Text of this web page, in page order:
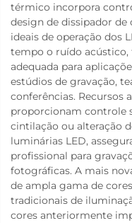
térmico incorpora
design de dissipador
ideais de operação dos
tempo o ruído acústico,
adequada para
estúdios de gravação,
conferências. Recursos
proporcionam controle
cintilação ou alteração
luminárias LED,
profissional para
fotográficas. A mais
de ampla gama de
tradicionais de
cores anteriormente